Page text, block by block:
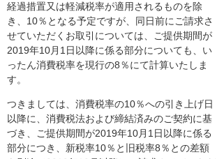
経過措置又は軽減税率が適用されるものを除
き、10％となる予定ですが、同日前にご請求さ
せていただくお取引については、ご提供期間が
2019年10月1日以降に係る部分についても、い
ったん消費税率を現行の8％にて計算いたしま
す。
つきましては、消費税率の10％への引き上げ日
以降に、消費税法および締結済みのご契約に基
づき、ご提供期間が2019年10月1日以降に係る
部分につき、新税率10％と旧税率8％との差額